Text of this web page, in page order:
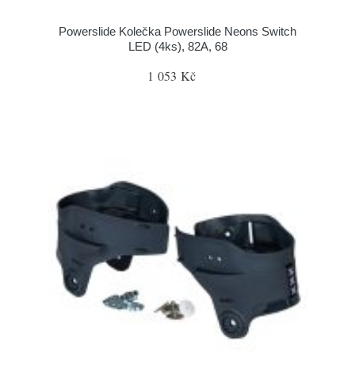
Powerslide Kolečka Powerslide Neons Switch
LED (4ks), 82A, 68
1 053 Kč